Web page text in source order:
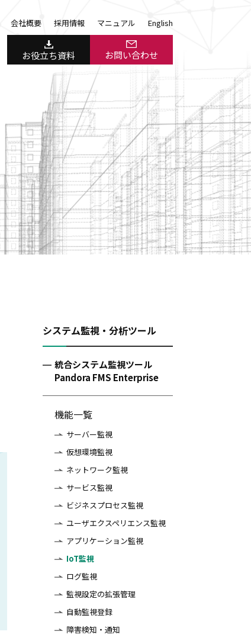
会社概要 採用情報 マニュアル English
お役立ち資料 お問い合わせ
システム監視・分析ツール
統合システム監視ツール
Pandora FMS Enterprise
機能一覧
サーバー監視
仮想環境監視
ネットワーク監視
サービス監視
ビジネスプロセス監視
ユーザエクスペリエンス監視
アプリケーション監視
IoT監視
ログ監視
監視設定の拡張管理
自動監視登録
障害検知・通知